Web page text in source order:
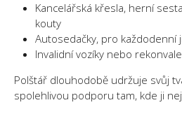
Kancelářská křesla, herní
kouty
Autosedačky, pro každodenní
Invalidní vozíky nebo
Polštář dlouhodobě udržuje svůj
spolehlivou podporu tam, kde ji